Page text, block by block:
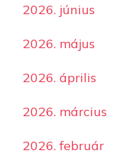
2026. június
2026. május
2026. április
2026. március
2026. február